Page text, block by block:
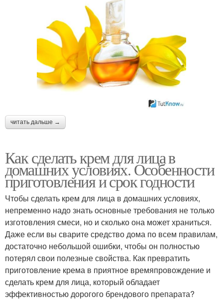
Кремы на основе Крем из цветов
Жирный крем
читать дальше →
Как сделать крем для лица в
домашних условиях. Особенности
приготовления и срок годности
Чтобы сделать крем для лица в домашних условиях,
непременно надо знать основные требования не только
изготовления смеси, но и сколько она может храниться.
Даже если вы сварите средство дома по всем правилам,
достаточно небольшой ошибки, чтобы он полностью
потерял свои полезные свойства. Как превратить
приготовление крема в приятное времяпровождение и
сделать крем для лица, который обладает
эффективностью дорогого брендового препарата?